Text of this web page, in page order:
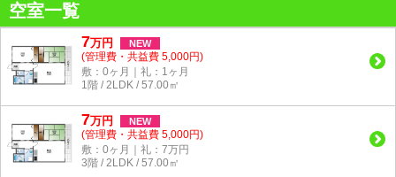
空室一覧
7万円 NEW
(管理費・共益費 5,000円)
敷：0ヶ月｜礼：1ヶ月
1階 / 2LDK / 57.00㎡
7万円 NEW
(管理費・共益費 5,000円)
敷：0ヶ月｜礼：7万円
3階 / 2LDK / 57.00㎡